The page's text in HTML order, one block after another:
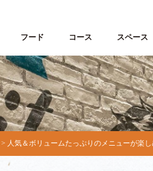
フード コース スペース
> 人気＆ボリュームたっぷりのメニューが楽